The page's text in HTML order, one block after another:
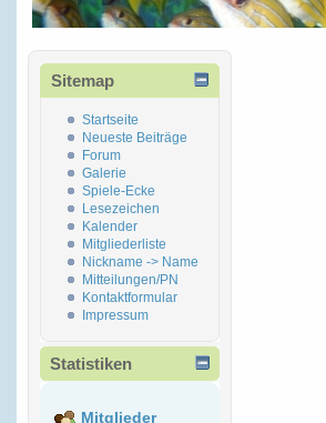
Sitemap
Startseite
Neueste Beiträge
Forum
Galerie
Spiele-Ecke
Lesezeichen
Kalender
Mitgliederliste
Nickname -> Name
Mitteilungen/PN
Kontaktformular
Impressum
Statistiken
Mitglieder